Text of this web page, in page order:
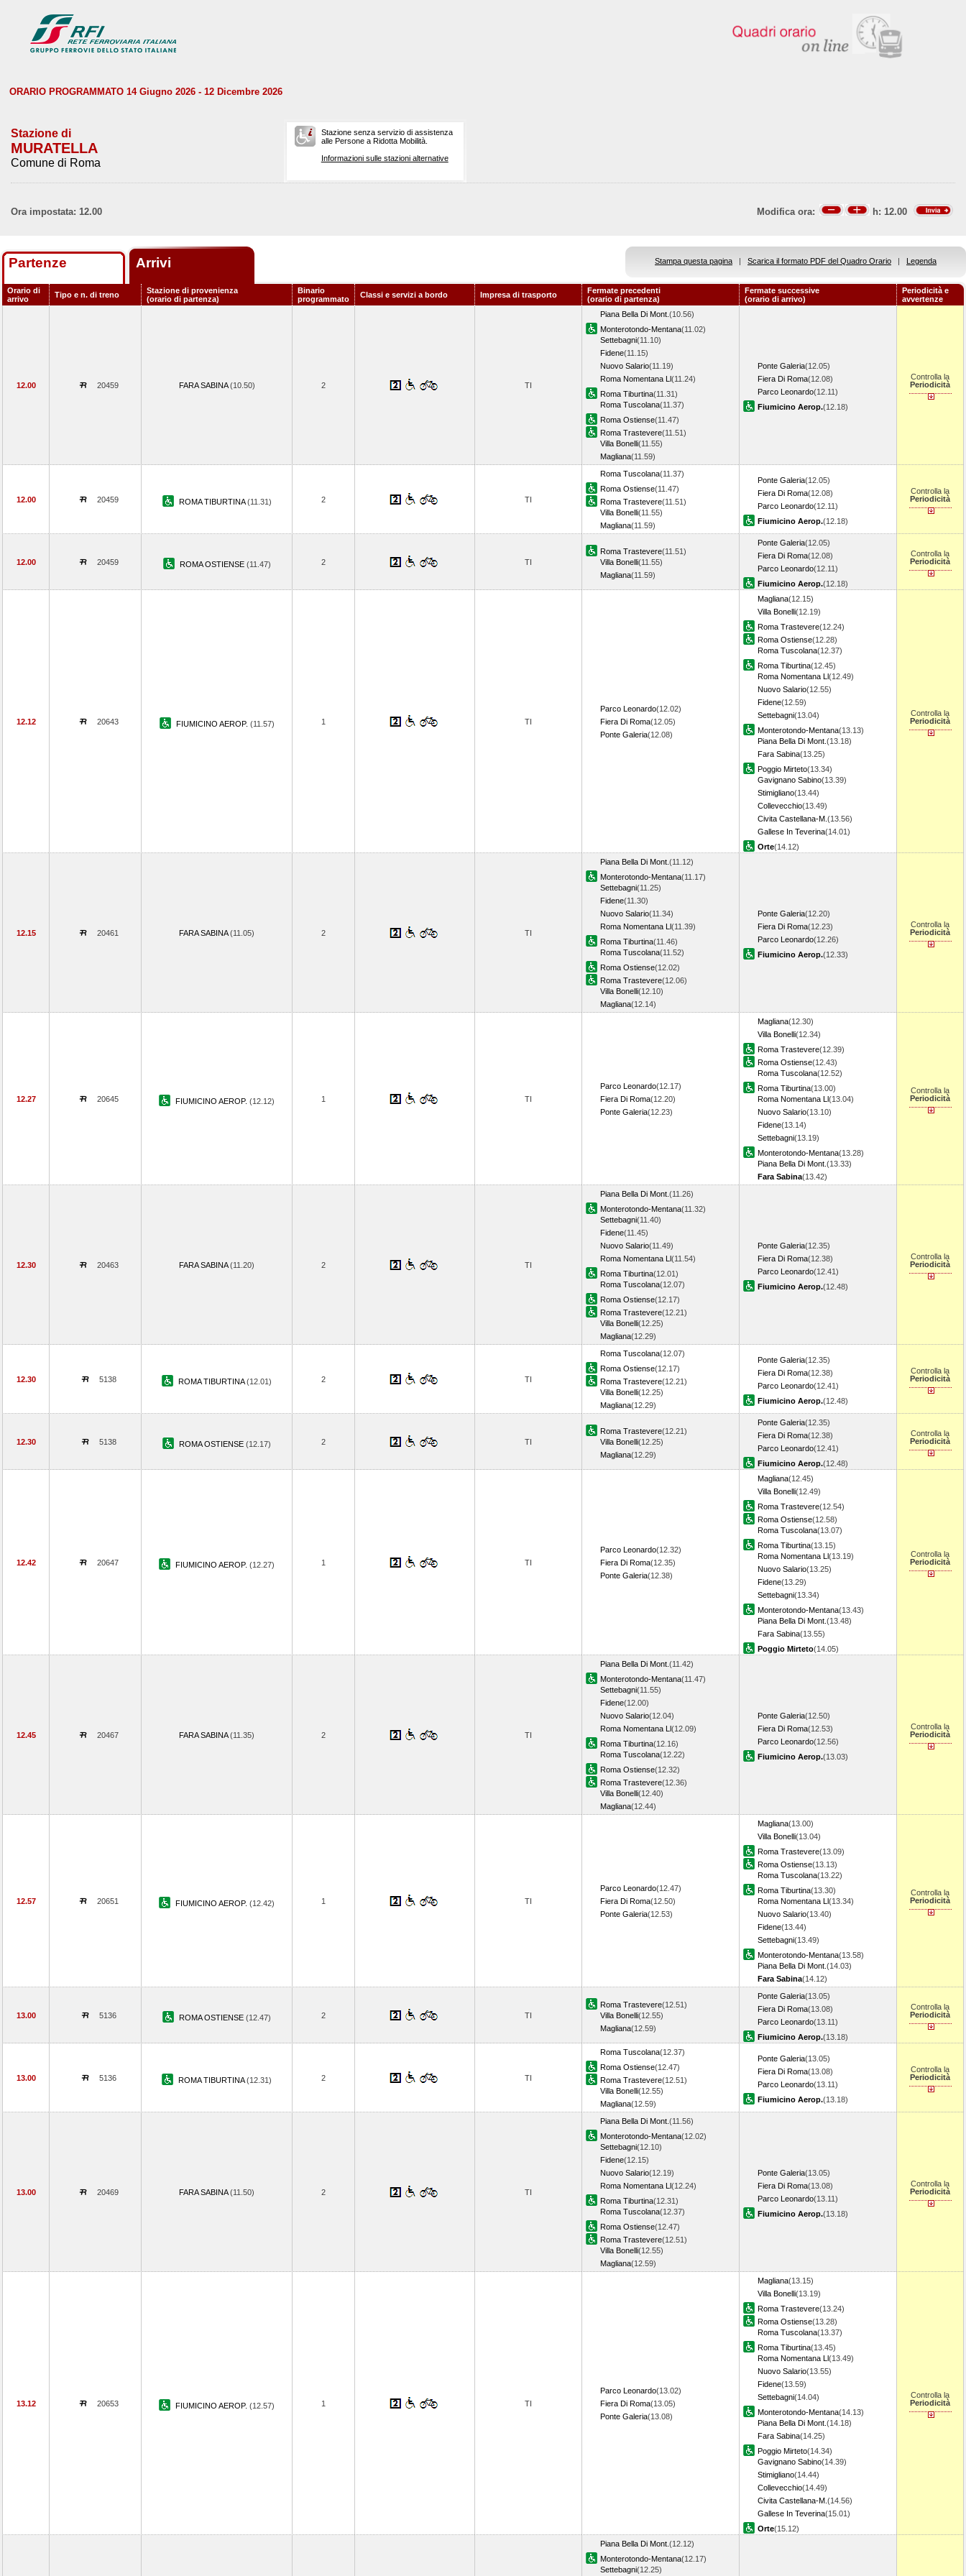
ORARIO PROGRAMMATO 14 Giugno 2026 - 12 Dicembre 2026
Stazione di
MURATELLA
Comune di Roma
Stazione senza servizio di assistenza
alle Persone a Ridotta Mobilità.
Informazioni sulle stazioni alternative
Ora impostata: 12.00 Modifica ora: h: 12.00
Partenze Arrivi Stampa questa pagina | Scarica il formato PDF del Quadro Orario | Legenda
Orario di
arrivo
Tipo e n. di treno
Stazione di provenienza
(orario di partenza)
Binario
programmato
Classi e servizi a bordo Impresa di trasporto
Fermate precedenti
(orario di partenza)
Fermate successive
(orario di arrivo)
Periodicità e
avvertenze
12.00 20459 FARA SABINA(10.50) 2 TI
Piana Bella Di Mont. (10.56)
Monterotondo-Mentana(11.02)
Settebagni(11.10)
Fidene(11.15)
Nuovo Salario(11.19)
Roma Nomentana Ll(11.24)
Roma Tiburtina(11.31)
Roma Tuscolana(11.37)
Roma Ostiense(11.47)
Roma Trastevere(11.51)
Villa Bonelli(11.55)
Magliana(11.59)
Ponte Galeria(12.05)
Fiera Di Roma(12.08)
Parco Leonardo(12.11)
Fiumicino Aerop.(12.18)
Controlla la
Periodicità
12.00 20459 ROMA TIBURTINA(11.31) 2 TI
Roma Tuscolana(11.37)
Roma Ostiense(11.47)
Roma Trastevere(11.51)
Villa Bonelli(11.55)
Magliana(11.59)
Ponte Galeria(12.05)
Fiera Di Roma(12.08)
Parco Leonardo(12.11)
Fiumicino Aerop.(12.18)
Controlla la
Periodicità
12.00 20459 ROMA OSTIENSE (11.47) 2 TI
Roma Trastevere(11.51)
Villa Bonelli(11.55)
Magliana(11.59)
Ponte Galeria(12.05)
Fiera Di Roma(12.08)
Parco Leonardo(12.11)
Fiumicino Aerop.(12.18)
Controlla la
Periodicità
12.12 20643 FIUMICINO AEROP. (11.57) 1 TI
Parco Leonardo(12.02)
Fiera Di Roma(12.05)
Ponte Galeria(12.08)
Magliana(12.15)
Villa Bonelli(12.19)
Roma Trastevere(12.24)
Roma Ostiense(12.28)
Roma Tuscolana(12.37)
Roma Tiburtina(12.45)
Roma Nomentana Ll(12.49)
Nuovo Salario(12.55)
Fidene(12.59)
Settebagni(13.04)
Monterotondo-Mentana(13.13)
Piana Bella Di Mont. (13.18)
Fara Sabina(13.25)
Poggio Mirteto(13.34)
Gavignano Sabino(13.39)
Stimigliano(13.44)
Collevecchio(13.49)
Civita Castellana-M. (13.56)
Gallese In Teverina(14.01)
Orte(14.12)
Controlla la
Periodicità
12.15 20461 FARA SABINA(11.05) 2 TI
Piana Bella Di Mont. (11.12)
Monterotondo-Mentana(11.17)
Settebagni(11.25)
Fidene(11.30)
Nuovo Salario(11.34)
Roma Nomentana Ll(11.39)
Roma Tiburtina(11.46)
Roma Tuscolana(11.52)
Roma Ostiense(12.02)
Roma Trastevere(12.06)
Villa Bonelli(12.10)
Magliana(12.14)
Ponte Galeria(12.20)
Fiera Di Roma(12.23)
Parco Leonardo(12.26)
Fiumicino Aerop.(12.33)
Controlla la
Periodicità
12.27 20645 FIUMICINO AEROP. (12.12) 1 TI
Parco Leonardo(12.17)
Fiera Di Roma(12.20)
Ponte Galeria(12.23)
Magliana(12.30)
Villa Bonelli(12.34)
Roma Trastevere(12.39)
Roma Ostiense(12.43)
Roma Tuscolana(12.52)
Roma Tiburtina(13.00)
Roma Nomentana Ll(13.04)
Nuovo Salario(13.10)
Fidene(13.14)
Settebagni(13.19)
Monterotondo-Mentana(13.28)
Piana Bella Di Mont. (13.33)
Fara Sabina(13.42)
Controlla la
Periodicità
12.30 20463 FARA SABINA(11.20) 2 TI
Piana Bella Di Mont. (11.26)
Monterotondo-Mentana(11.32)
Settebagni(11.40)
Fidene(11.45)
Nuovo Salario(11.49)
Roma Nomentana Ll(11.54)
Roma Tiburtina(12.01)
Roma Tuscolana(12.07)
Roma Ostiense(12.17)
Roma Trastevere(12.21)
Villa Bonelli(12.25)
Magliana(12.29)
Ponte Galeria(12.35)
Fiera Di Roma(12.38)
Parco Leonardo(12.41)
Fiumicino Aerop.(12.48)
Controlla la
Periodicità
12.30 5138 ROMA TIBURTINA(12.01) 2 TI
Roma Tuscolana(12.07)
Roma Ostiense(12.17)
Roma Trastevere(12.21)
Villa Bonelli(12.25)
Magliana(12.29)
Ponte Galeria(12.35)
Fiera Di Roma(12.38)
Parco Leonardo(12.41)
Fiumicino Aerop.(12.48)
Controlla la
Periodicità
12.30 5138 ROMA OSTIENSE (12.17) 2 TI
Roma Trastevere(12.21)
Villa Bonelli(12.25)
Magliana(12.29)
Ponte Galeria(12.35)
Fiera Di Roma(12.38)
Parco Leonardo(12.41)
Fiumicino Aerop.(12.48)
Controlla la
Periodicità
12.42 20647 FIUMICINO AEROP. (12.27) 1 TI
Parco Leonardo(12.32)
Fiera Di Roma(12.35)
Ponte Galeria(12.38)
Magliana(12.45)
Villa Bonelli(12.49)
Roma Trastevere(12.54)
Roma Ostiense(12.58)
Roma Tuscolana(13.07)
Roma Tiburtina(13.15)
Roma Nomentana Ll(13.19)
Nuovo Salario(13.25)
Fidene(13.29)
Settebagni(13.34)
Monterotondo-Mentana(13.43)
Piana Bella Di Mont. (13.48)
Fara Sabina(13.55)
Poggio Mirteto(14.05)
Controlla la
Periodicità
12.45 20467 FARA SABINA(11.35) 2 TI
Piana Bella Di Mont. (11.42)
Monterotondo-Mentana(11.47)
Settebagni(11.55)
Fidene(12.00)
Nuovo Salario(12.04)
Roma Nomentana Ll(12.09)
Roma Tiburtina(12.16)
Roma Tuscolana(12.22)
Roma Ostiense(12.32)
Roma Trastevere(12.36)
Villa Bonelli(12.40)
Magliana(12.44)
Ponte Galeria(12.50)
Fiera Di Roma(12.53)
Parco Leonardo(12.56)
Fiumicino Aerop.(13.03)
Controlla la
Periodicità
12.57 20651 FIUMICINO AEROP. (12.42) 1 TI
Parco Leonardo(12.47)
Fiera Di Roma(12.50)
Ponte Galeria(12.53)
Magliana(13.00)
Villa Bonelli(13.04)
Roma Trastevere(13.09)
Roma Ostiense(13.13)
Roma Tuscolana(13.22)
Roma Tiburtina(13.30)
Roma Nomentana Ll(13.34)
Nuovo Salario(13.40)
Fidene(13.44)
Settebagni(13.49)
Monterotondo-Mentana(13.58)
Piana Bella Di Mont. (14.03)
Fara Sabina(14.12)
Controlla la
Periodicità
13.00 5136 ROMA OSTIENSE (12.47) 2 TI
Roma Trastevere(12.51)
Villa Bonelli(12.55)
Magliana(12.59)
Ponte Galeria(13.05)
Fiera Di Roma(13.08)
Parco Leonardo(13.11)
Fiumicino Aerop.(13.18)
Controlla la
Periodicità
13.00 5136 ROMA TIBURTINA(12.31) 2 TI
Roma Tuscolana(12.37)
Roma Ostiense(12.47)
Roma Trastevere(12.51)
Villa Bonelli(12.55)
Magliana(12.59)
Ponte Galeria(13.05)
Fiera Di Roma(13.08)
Parco Leonardo(13.11)
Fiumicino Aerop.(13.18)
Controlla la
Periodicità
13.00 20469 FARA SABINA(11.50) 2 TI
Piana Bella Di Mont. (11.56)
Monterotondo-Mentana(12.02)
Settebagni(12.10)
Fidene(12.15)
Nuovo Salario(12.19)
Roma Nomentana Ll(12.24)
Roma Tiburtina(12.31)
Roma Tuscolana(12.37)
Roma Ostiense(12.47)
Roma Trastevere(12.51)
Villa Bonelli(12.55)
Magliana(12.59)
Ponte Galeria(13.05)
Fiera Di Roma(13.08)
Parco Leonardo(13.11)
Fiumicino Aerop.(13.18)
Controlla la
Periodicità
13.12 20653 FIUMICINO AEROP. (12.57) 1 TI
Parco Leonardo(13.02)
Fiera Di Roma(13.05)
Ponte Galeria(13.08)
Magliana(13.15)
Villa Bonelli(13.19)
Roma Trastevere(13.24)
Roma Ostiense(13.28)
Roma Tuscolana(13.37)
Roma Tiburtina(13.45)
Roma Nomentana Ll(13.49)
Nuovo Salario(13.55)
Fidene(13.59)
Settebagni(14.04)
Monterotondo-Mentana(14.13)
Piana Bella Di Mont. (14.18)
Fara Sabina(14.25)
Poggio Mirteto(14.34)
Gavignano Sabino(14.39)
Stimigliano(14.44)
Collevecchio(14.49)
Civita Castellana-M. (14.56)
Gallese In Teverina(15.01)
Orte(15.12)
Controlla la
Periodicità
Piana Bella Di Mont. (12.12)
Monterotondo-Mentana(12.17)
Settebagni(12.25)